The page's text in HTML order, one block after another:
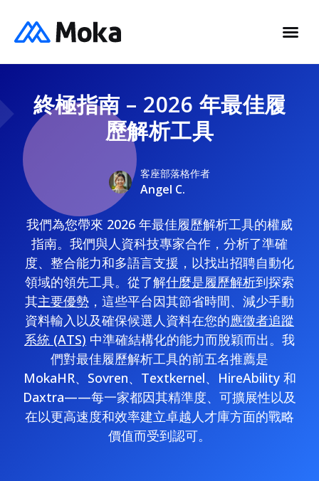
終極指南 – 2026 年最佳履
歷解析工具
客座部落格作者
Angel C.
我們為您帶來 2026 年最佳履歷解析工具的權威
指南。我們與人資科技專家合作，分析了準確
度、整合能力和多語言支援，以找出招聘自動化
領域的領先工具。從了解什麼是履歷解析到探索
其主要優勢 ，這些平台因其節省時間、減少手動
資料輸入以及確保候選人資料在您的應徵者追蹤
系統 (ATS) 中準確結構化的能力而脫穎而出。我
們對最佳履歷解析工具的前五名推薦是
MokaHR、Sovren、Textkernel、HireAbility 和
Daxtra——每一家都因其精準度、可擴展性以及
在以更高速度和效率建立卓越人才庫方面的戰略
價值而受到認可。